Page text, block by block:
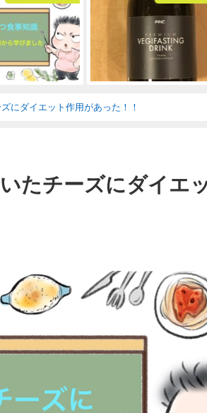
にダイエット作用があった！！
たチーズにダイエ